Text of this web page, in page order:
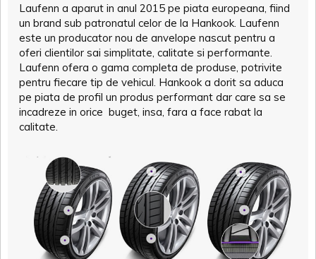
Laufenn a aparut in anul 2015 pe piata europeana, fiind
un brand sub patronatul celor de la Hankook. Laufenn
este un producator nou de anvelope nascut pentru a
oferi clientilor sai simplitate, calitate si performante.
Laufenn ofera o gama completa de produse, potrivite
pentru fiecare tip de vehicul. Hankook a dorit sa aduca
pe piata de profil un produs performant dar care sa se
incadreze in orice buget, insa, fara a face rabat la
calitate.